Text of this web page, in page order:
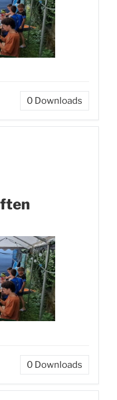
0 Downloads
0 Downloads